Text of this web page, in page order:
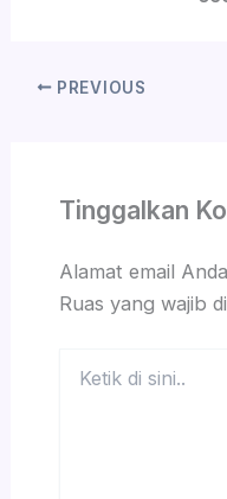
PREVIOUS
Tinggalkan
Alamat email
Ruas yang wajib